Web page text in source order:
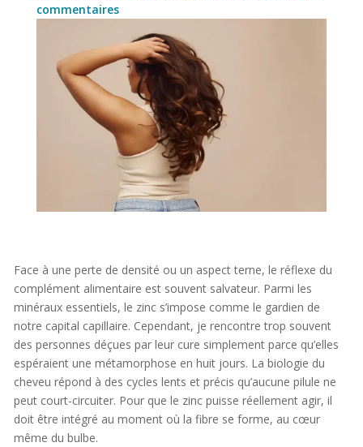
commentaires
Face à une perte de densité ou un aspect terne, le réflexe du
complément alimentaire est souvent salvateur. Parmi les
minéraux essentiels, le zinc s’impose comme le gardien de
notre capital capillaire. Cependant, je rencontre trop souvent
des personnes déçues par leur cure simplement parce qu’elles
espéraient une métamorphose en huit jours. La biologie du
cheveu répond à des cycles lents et précis qu’aucune pilule ne
peut court-circuiter. Pour que le zinc puisse réellement agir, il
doit être intégré au moment où la fibre se forme, au cœur
même du bulbe.